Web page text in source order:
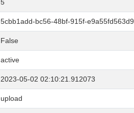
5
5cbb1add-bc56-48bf-915f-e9a55fd563d9
False
active
2023-05-02 02:10:21.912073
upload